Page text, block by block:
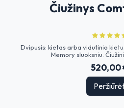
Čiužinys
Dvipusis: kietas arba vidutinio
Memory sluoksniu.
520,00